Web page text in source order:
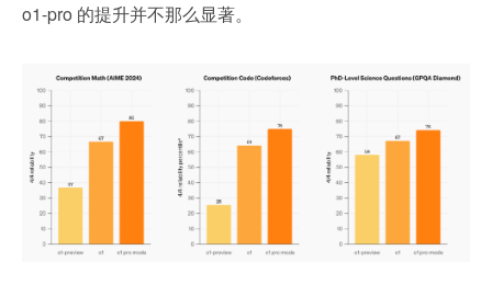
o1-pro 的提升并不那么显著。